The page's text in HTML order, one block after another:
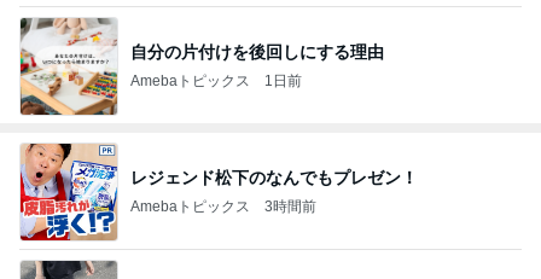
自分の片付けを後回しにする理由
Amebaトピックス 1日前
レジェンド松下のなんでもプレゼン！
Amebaトピックス 3時間前